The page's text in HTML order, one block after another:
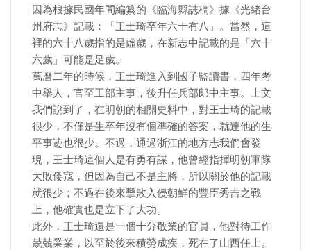
因為根據民國年間編纂的《臨海縣誌稿》據《光緒台
州府志》記載：「王士琦卒年六十有八」。當然，這
裡的六十八歲指的是虛歲，在新志中記載的是「六十
六歲」可能是足歲。
萬曆二年的時候，王士琦進入到國子監讀書，四年考
中舉人，官至工部主事，後升任兵部郎中主事。上文
我們說到了，在明朝的相關史料中，對王士琦的記載
很少，不僅是生卒年沒有個準確的答案，就連他的生
平事迹也很少。不過，通過浙江的地方志我們會發
現，王士琦這個人是有勇有謀，他曾經指揮明朝軍隊
大敗倭寇，但因為自己不是主將，所以關於他的記載
就很少；不過在後來擊敗入侵朝鮮的豐臣秀吉之戰
上，他確實也是立下了大功。
此外，王士琦還是一個十分敬業的官員，他對待工作
兢兢業業，以至於後來積勞成疾，死在了山西任上。